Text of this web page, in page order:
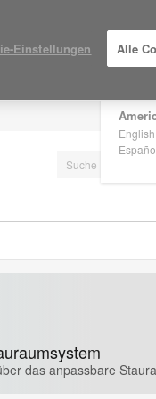
Are
English
das anpassbare
Einstellungen Alle